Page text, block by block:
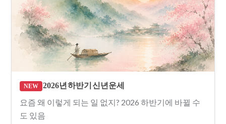
NEW 2026년 하반기 신년운세
요즘 왜 이렇게 되는 일 없지? 2026 하반기에 바뀔 수
도 있음